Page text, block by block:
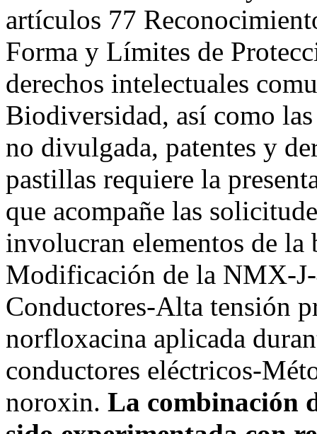
artículos 77
Forma y Límites de
derechos intelectuales
Biodiversidad, así como
no divulgada, patentes y
pastillas requiere la
que acompañe las
involucran elementos de
Modificación de la NMX-
Conductores-Alta tensión
norfloxacina aplicada
conductores eléctricos-
noroxin. La combinación